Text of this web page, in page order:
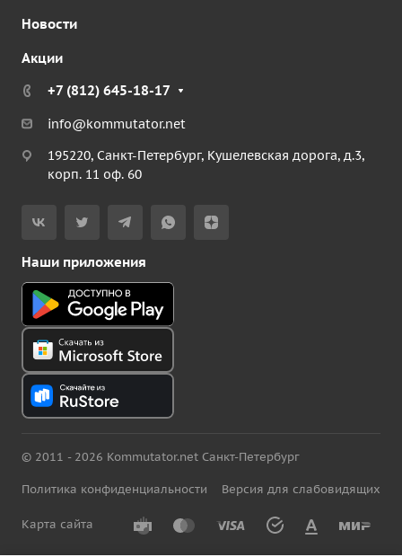
Новости
Акции
+7 (812) 645-18-17
info@kommutator.net
195220, Санкт-Петербург, Кушелевская дорога, д.3,
корп. 11 оф. 60
Наши приложения
© 2011 - 2026 Kommutator.net Санкт-Петербург
Политика конфиденциальности Версия для слабовидящих
Карта сайта